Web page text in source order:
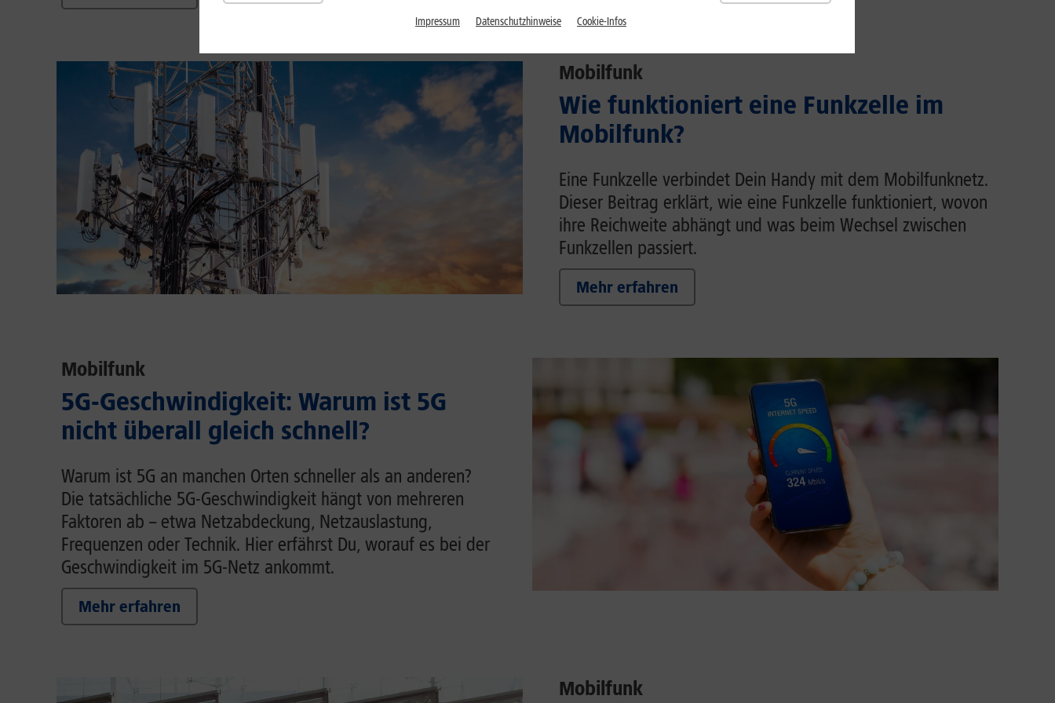
Mobilfunk
Wie funktioniert eine Funkzelle im
Mobilfunk?
Eine Funkzelle verbindet Dein Handy mit dem Mobilfunknetz.
Dieser Beitrag erklärt, wie eine Funkzelle funktioniert, wovon
ihre Reichweite abhängt und was beim Wechsel zwischen
Funkzellen passiert.
Mehr erfahren
Mobilfunk
5G-Geschwindigkeit: Warum ist 5G
nicht überall gleich schnell?
Warum ist 5G an manchen Orten schneller als an anderen?
Die tatsächliche 5G-Geschwindigkeit hängt von mehreren
Faktoren ab – etwa Netzabdeckung, Netzauslastung,
Frequenzen oder Technik. Hier erfährst Du, worauf es bei der
Geschwindigkeit im 5G-Netz ankommt.
Mehr erfahren
Mobilfunk
Impressum Datenschutzhinweise Cookie-Infos